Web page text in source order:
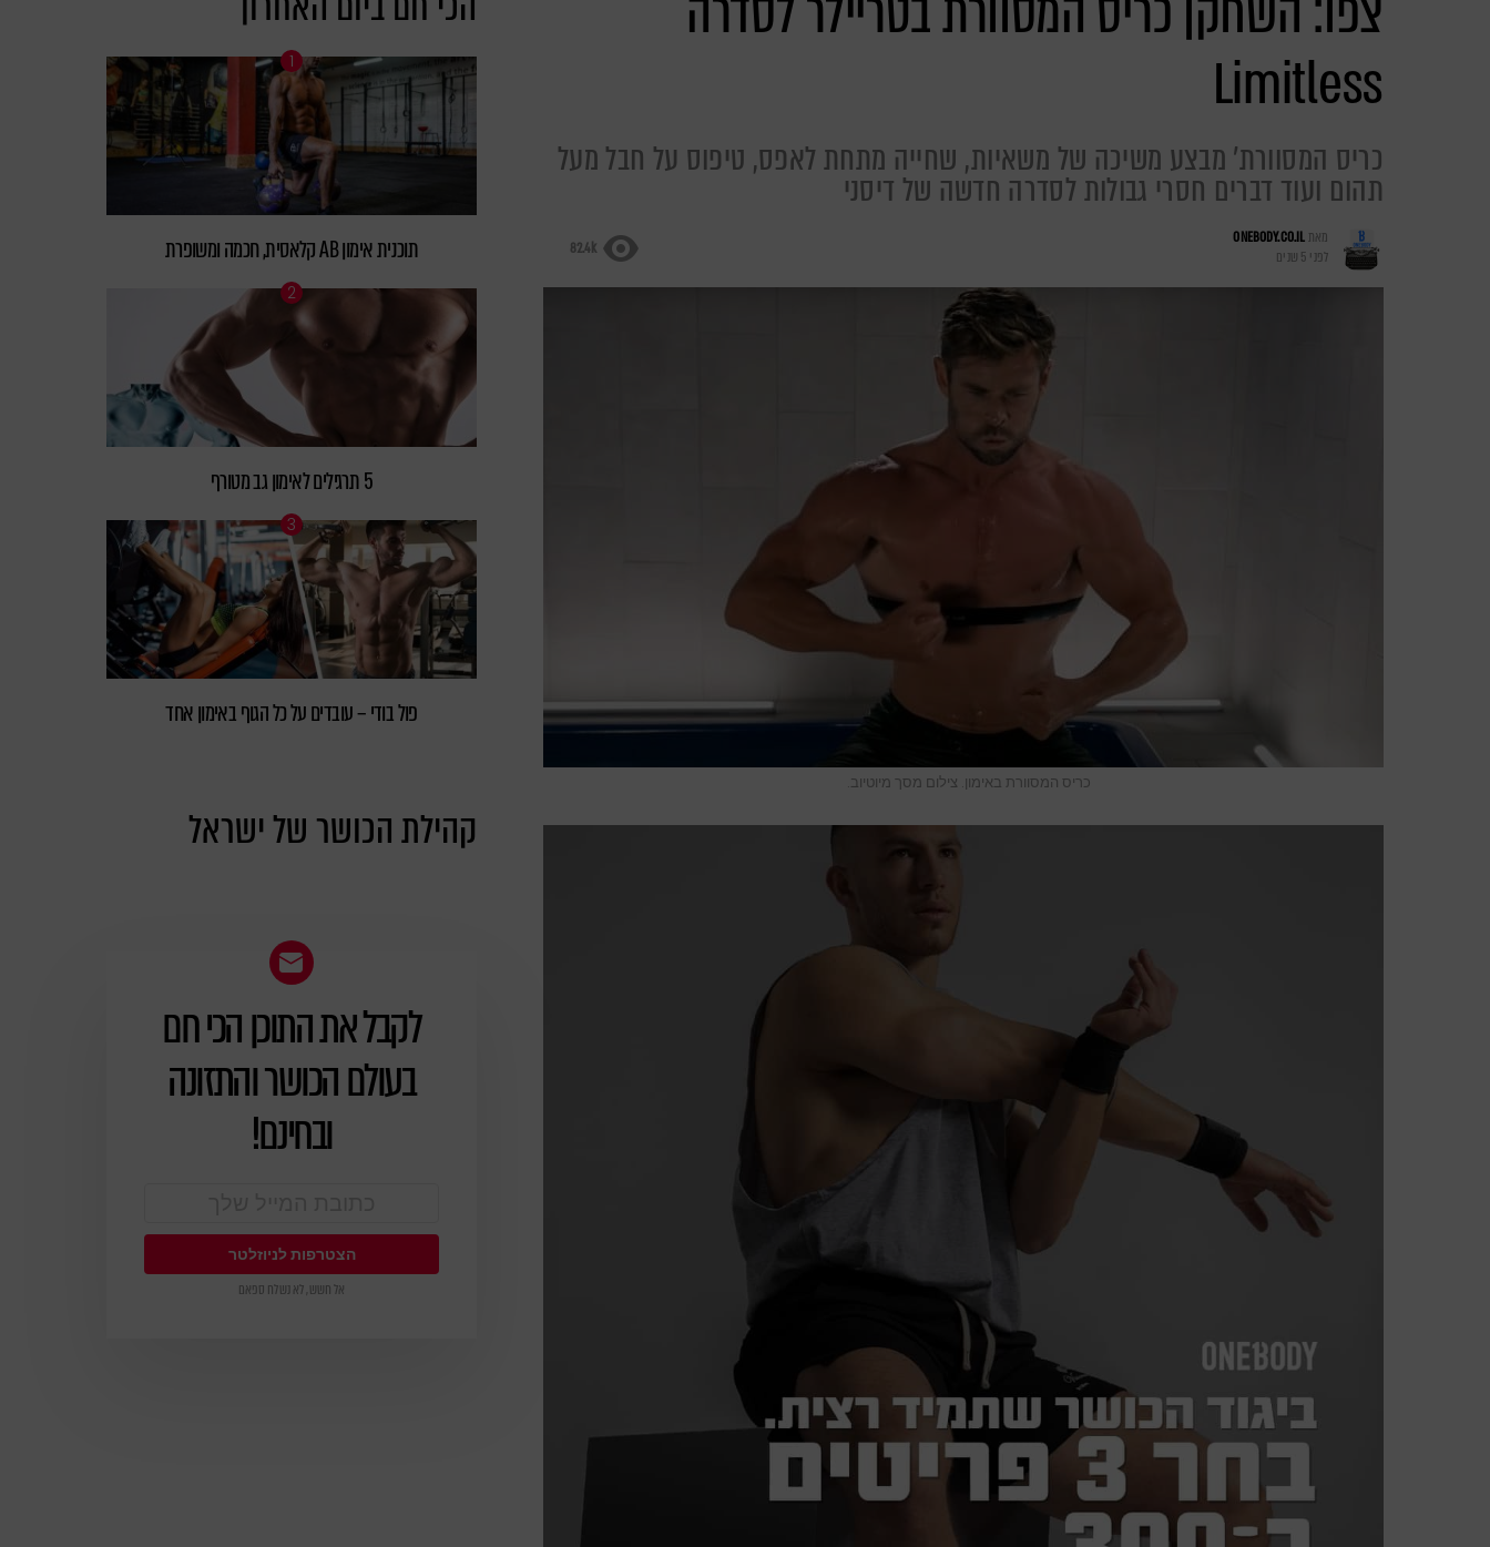
Limitless
כריס המסוורת' מבצע משיכה של משאיות, שחייה מתחת לאפס, טיפוס על חבל מעל
תהום ועוד דברים חסרי גבולות לסדרה חדשה של דיסני
מאתONEBODY.CO.IL
לפני 5 שנים
82.4k
כריס המסוורת באימון. צילום מסך מיוטיוב.
תוכנית אימון AB קלאסית, חכמה ומשופרת
5 תרגילים לאימון גב מטורף
פול בודי – עובדים על כל הגוף באימון אחד
קהילת הכושר של ישראל
ניוזלטר
לקבל את התוכן הכי חם
בעולם הכושר והתזונה
ובחינם!
אל חשש, לא נשלח ספאם